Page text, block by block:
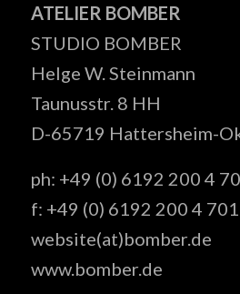
ATELIER BOMBER
STUDIO BOMBER
Helge W. Steinmann
Taunusstr. 8 HH
D-65719 Hattersheim-
ph: +49 (0) 6192 200 4
f: +49 (0) 6192 200 4 701
website(at)bomber.de
www.bomber.de